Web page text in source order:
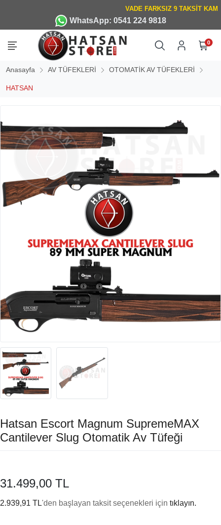
WhatsApp: 0541 224 9818
0
Anasayfa AV TÜFEKLERİ OTOMATİK AV TÜFEKLERİ
HATSAN
Hatsan Escort Magnum SupremeMAX
Cantilever Slug Otomatik Av Tüfeği
31.499,00 TL
2.939,91 TL'den başlayan taksit seçenekleri için tıklayın.